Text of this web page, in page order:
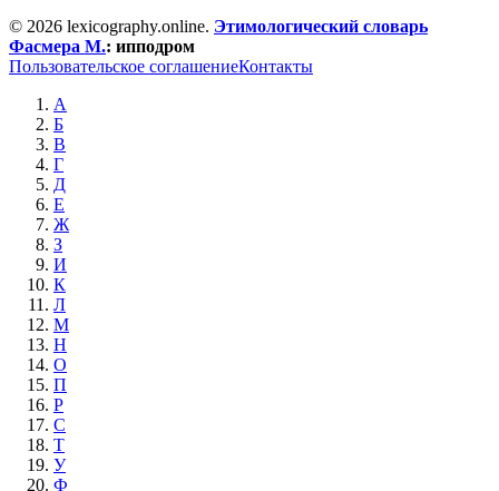
© 2026 lexicography.online. Этимологический словарь
Фасмера М.: ипподром
Пользовательское соглашениеКонтакты
А
Б
В
Г
Д
Е
Ж
З
И
К
Л
М
Н
О
П
Р
С
Т
У
Ф